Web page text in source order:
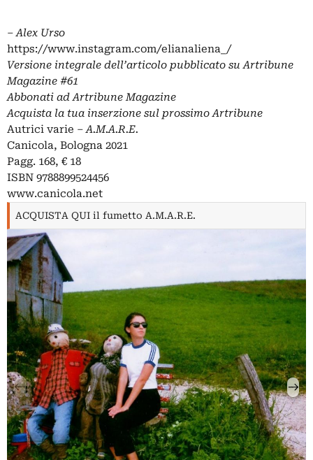
‒Alex Urso
https://www.instagram.com/elianaliena_/
Versione integrale dell’articolo pubblicato suArtribune
Magazine #61
Abbonati ad Artribune Magazine
Acquista la tua inserzione sul prossimo Artribune
Autrici varie –A.M.A.R.E.
Canicola, Bologna 2021
Pagg. 168, € 18
ISBN 9788899524456
www.canicola.net
ACQUISTA QUI il fumetto A.M.A.R.E.